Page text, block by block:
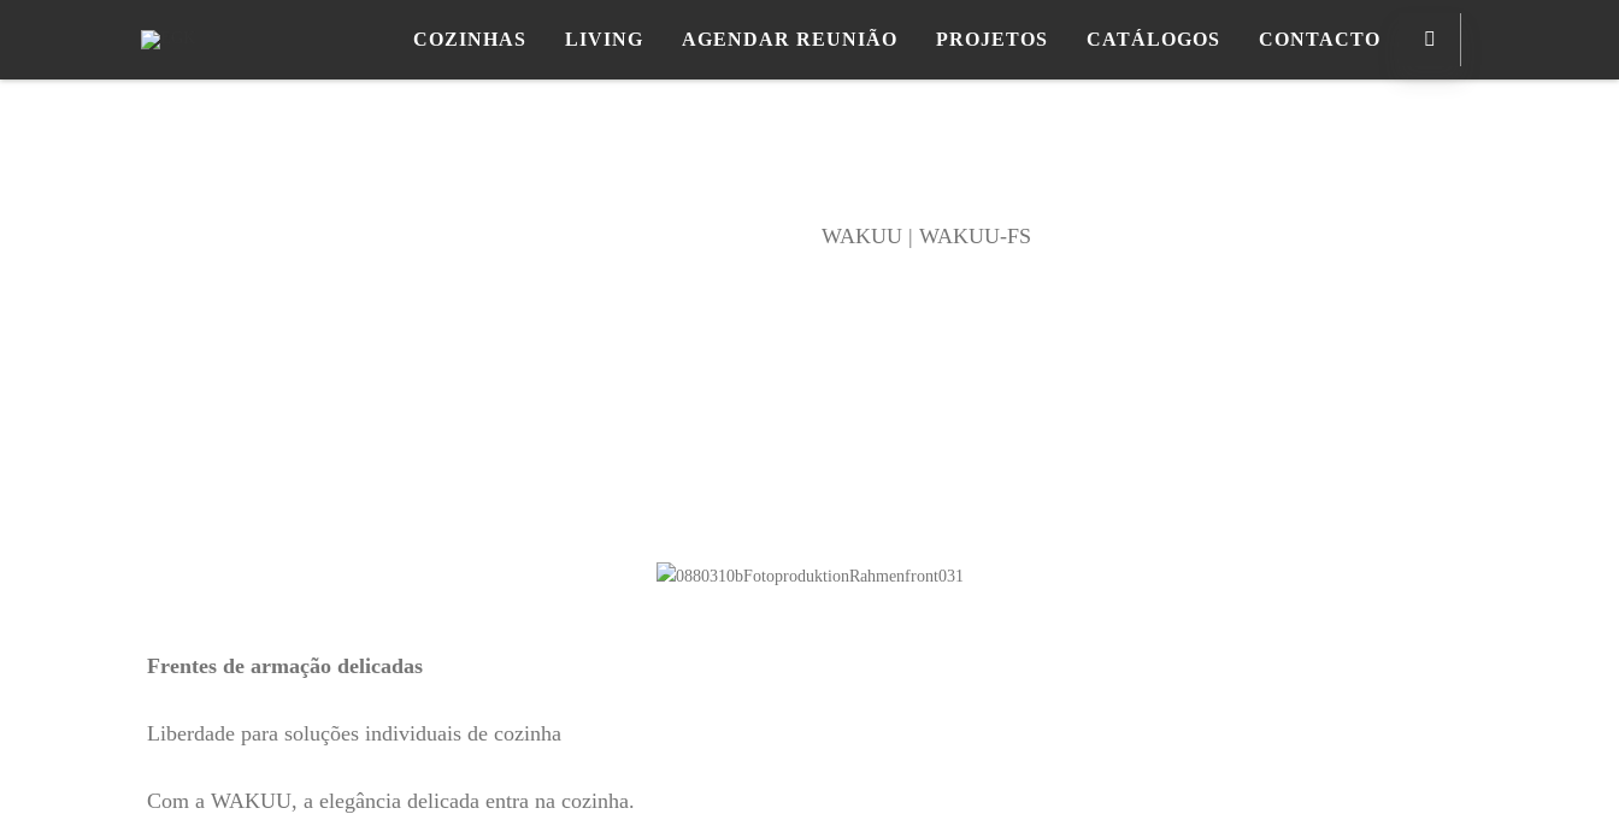
COZINHAS LIVING AGENDAR REUNIÃO PROJETOS CATÁLOGOS CONTACTO
WAKUU | WAKUU-FS
Frentes de armação delicadas
Liberdade para soluções individuais de cozinha
Com a WAKUU, a elegância delicada entra na cozinha.